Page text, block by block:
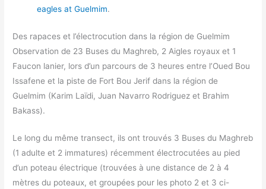
eagles at Guelmim.
Des rapaces et l’électrocution dans la région de Guelmim
Observation de 23 Buses du Maghreb, 2 Aigles royaux et 1
Faucon lanier, lors d’un parcours de 3 heures entre l’Oued Bou
Issafene et la piste de Fort Bou Jerif dans la région de
Guelmim (Karim Laïdi, Juan Navarro Rodriguez et Brahim
Bakass).
Le long du même transect, ils ont trouvés 3 Buses du Maghreb
(1 adulte et 2 immatures) récemment électrocutées au pied
d’un poteau électrique (trouvées à une distance de 2 à 4
mètres du poteaux, et groupées pour les photo 2 et 3 ci-